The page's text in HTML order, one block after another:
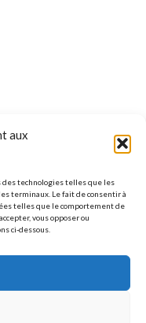
aux
technologies telles que les
terminaux. Le fait de consentir à
telles que le comportement de
vous opposer ou
ci-dessous.
lumière